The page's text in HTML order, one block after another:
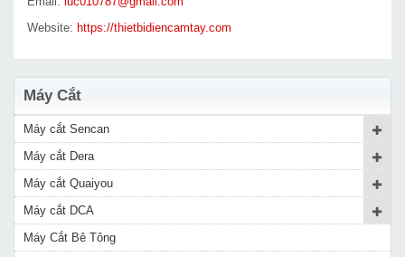
Website: https://thietbidiencamtay.com
Máy Cắt
Máy cắt Sencan
Máy cắt Dera
Máy cắt Quaiyou
Máy cắt DCA
Máy Cắt Bê Tông